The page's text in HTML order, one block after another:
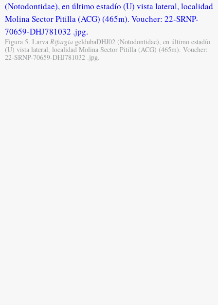
Figura 5. Larva Rifargia geldubaDHJ02 (Notodontidae), en último estadío
(U) vista lateral, localidad Molina Sector Pitilla (ACG) (465m). Voucher:
22-SRNP-70659-DHJ781032 .jpg.